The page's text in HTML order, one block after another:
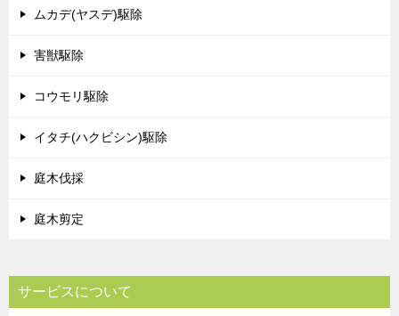
ムカデ(ヤスデ)駆除
害獣駆除
コウモリ駆除
イタチ(ハクビシン)駆除
庭木伐採
庭木剪定
サービスについて